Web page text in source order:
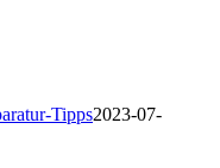
Tipps2023-07-